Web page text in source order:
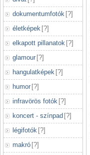
dokumentumfotók [?]
életképek [?]
elkapott pillanatok [?]
glamour [?]
hangulatképek [?]
humor [?]
infravörös fotók [?]
koncert - színpad [?]
légifotók [?]
makró [?]